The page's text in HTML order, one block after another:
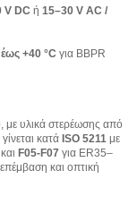
V DC ή 15–30 V AC /
+40 °C για BBPR
, με υλικά στερέωσης από
κατά ISO 5211 με
F05-F07 για ER35–
και οπτική